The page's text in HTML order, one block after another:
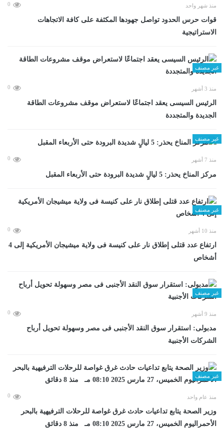
منذ شهر واحد 0
قوات حرس الحدود تواصل جهودها المكثفة على كافة الاتجاهات
الاستراتيجية
غير مصنف
منذ 3 أشهر 0
الرئيس السيسى يعقد اجتماعًا لاستعراض موقف مشروعات الطاقة
الجديدة والمتجددة
غير مصنف
منذ 7 أشهر 0
مركز المناخ يحذر: 5 ليالٍ شديدة البرودة حتى الأربعاء المقبل
غير مصنف
منذ 10 أشهر 0
ارتفاع عدد قتلى إطلاق نار على كنيسة فى ولاية ميشيجان الأمريكية إلى 4
أشخاص
غير مصنف
منذ 9 أشهر 0
مدبولى: استقرار سوق النقد الأجنبى فى مصر وسهولة تحويل أرباح
الشركات الأجنبية
غير مصنف
منذ عام واحد 0
وزير الصحة يتابع تداعيات حادث غرق غواصة للرحلات الترفيهية بالبحر
الأحمراليوم الخميس، 27 مارس 2025 08:10 مـ منذ 8 دقائق